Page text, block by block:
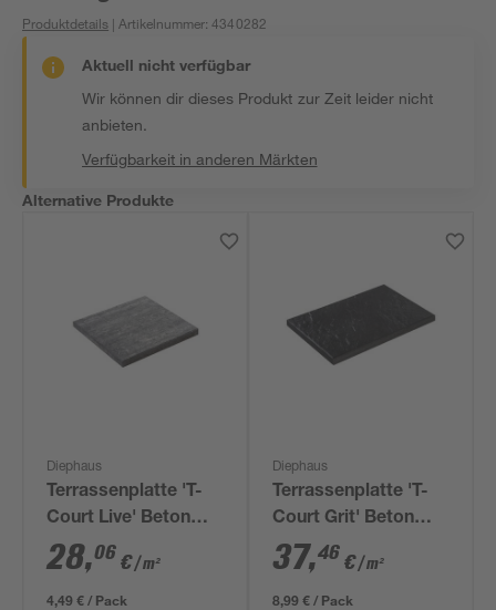
Produktdetails | Artikelnummer:4340282
Aktuell nicht verfügbar
Wir können dir dieses Produkt zur Zeit leider nicht
anbieten.
Verfügbarkeit in anderen Märkten
Alternative Produkte
Diephaus
Terrassenplatte 'T-
Court Live' Beton
grau/schwarz 40 x
40 x 4 cm
28,06 €/ m²
4,49 € / Pack
Diephaus
Terrassenplatte 'T-
Court Grit' Beton
schwarz 60 x 40 x 4
cm
37,46 €/ m²
8,99 € / Pack